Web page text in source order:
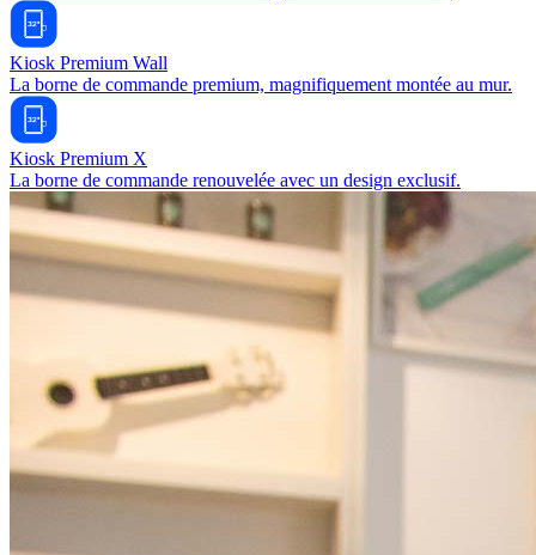
Kiosk Premium Wall
La borne de commande premium, magnifiquement montée au mur.
Kiosk Premium X
La borne de commande renouvelée avec un design exclusif.